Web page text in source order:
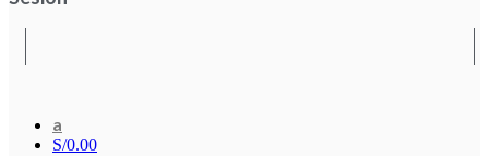
a
S/0.00